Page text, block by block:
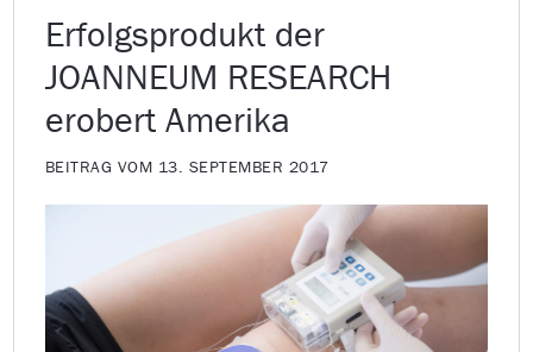
Erfolgsprodukt der
JOANNEUM RESEARCH
erobert Amerika
BEITRAG VOM 13. SEPTEMBER 2017